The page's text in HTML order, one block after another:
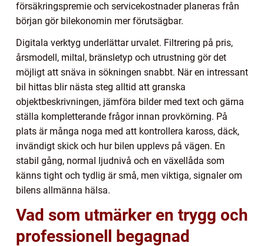
försäkringspremie och servicekostnader planeras från
början gör bilekonomin mer förutsägbar.
Digitala verktyg underlättar urvalet. Filtrering på pris,
årsmodell, miltal, bränsletyp och utrustning gör det
möjligt att snäva in sökningen snabbt. När en intressant
bil hittas blir nästa steg alltid att granska
objektbeskrivningen, jämföra bilder med text och gärna
ställa kompletterande frågor innan provkörning. På
plats är många noga med att kontrollera kaross, däck,
invändigt skick och hur bilen upplevs på vägen. En
stabil gång, normal ljudnivå och en växellåda som
känns tight och tydlig är små, men viktiga, signaler om
bilens allmänna hälsa.
Vad som utmärker en trygg och
professionell begagnad